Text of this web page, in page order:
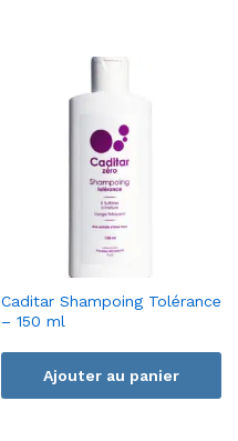
Caditar Shampoing Tolérance
– 150 ml
Ajouter au panier